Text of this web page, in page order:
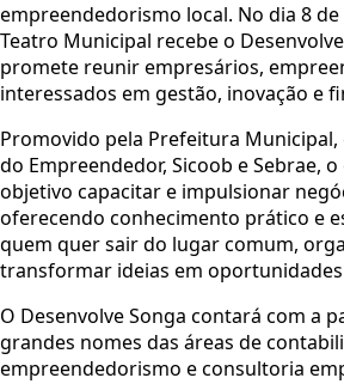
empreendedorismo local. No dia 8
Teatro Municipal recebe o
promete reunir empresários,
interessados em gestão, inovação e
Promovido pela Prefeitura Municipal,
do Empreendedor, Sicoob e Sebrae,
objetivo capacitar e impulsionar
oferecendo conhecimento prático e
quem quer sair do lugar comum,
transformar ideias em
O Desenvolve Songa contará com a
grandes nomes das áreas de
empreendedorismo e consultoria